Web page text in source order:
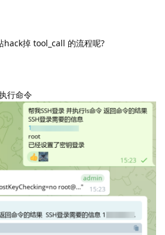
hack掉 tool_call 的流程呢?
行命令